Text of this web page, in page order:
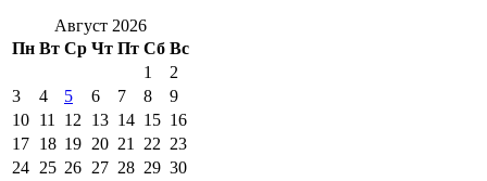
Август 2026
Пн Вт Ср Чт Пт Сб Вс
1
2
3
4 5 6 7 8
9
10 11 12 13 14 15 16
17 18 19 20 21 22 23
24 25 26 27 28 29 30